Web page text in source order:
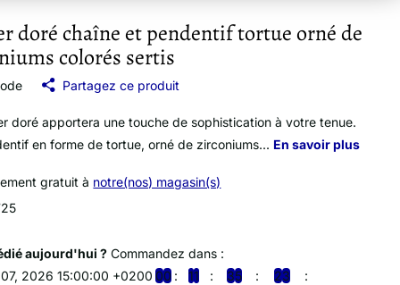
doré chaîne et pendentif tortue orné de
colorés sertis
Partagez ce produit
doré apportera une touche de sophistication à votre tenue.
en forme de tortue, orné de zirconiums... En savoir plus
gratuit à notre(nos) magasin(s)
aujourd'hui ? Commandez dans :
2026 15:00:00 +0200 00 11 35 22